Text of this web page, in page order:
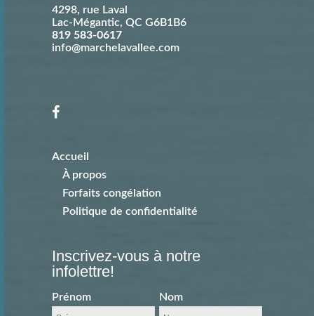
4298, rue Laval
Lac-Mégantic, QC G6B1B6
819 583-0617
info@marchelavallee.com
Accueil
À propos
Forfaits congélation
Politique de confidentialité
Inscrivez-vous à notre
infolettre!
Prénom Nom